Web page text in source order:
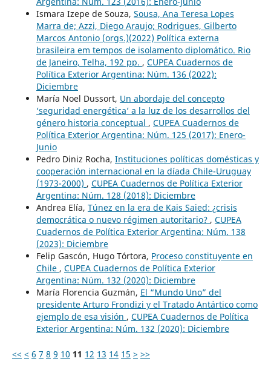
Ismara Izepe de Souza, Sousa, Ana Teresa Lopes
Marra de; Azzi, Diego Araujo; Rodrigues, Gilberto
Marcos Antonio (orgs.)(2022) Política externa
brasileira em tempos de isolamento diplomático. Rio
de Janeiro, Telha, 192 pp. , CUPEA Cuadernos de
Política Exterior Argentina: Núm. 136 (2022):
Diciembre
María Noel Dussort, Un abordaje del concepto
‘seguridad energética’ a la luz de los desarrollos del
género historia conceptual , CUPEA Cuadernos de
Política Exterior Argentina: Núm. 125 (2017): Enero-
Junio
Pedro Diniz Rocha, Instituciones políticas domésticas y
cooperación internacional en la díada Chile-Uruguay
(1973-2000) , CUPEA Cuadernos de Política Exterior
Argentina: Núm. 128 (2018): Diciembre
Andrea Elía, Túnez en la era de Kais Saied: ¿crisis
democrática o nuevo régimen autoritario? , CUPEA
Cuadernos de Política Exterior Argentina: Núm. 138
(2023): Diciembre
Felip Gascón, Hugo Tórtora, Proceso constituyente en
Chile , CUPEA Cuadernos de Política Exterior
Argentina: Núm. 132 (2020): Diciembre
María Florencia Guzmán, El “Mundo Uno” del
presidente Arturo Frondizi y el Tratado Antártico como
ejemplo de esa visión , CUPEA Cuadernos de Política
Exterior Argentina: Núm. 132 (2020): Diciembre
<< < 6 7 8 9 10 11 12 13 14 15 > >>